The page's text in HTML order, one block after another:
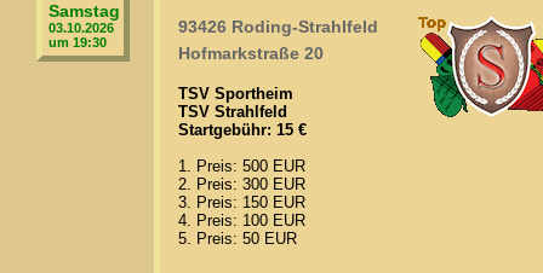
Samstag
03.10.2026
um 19:30
93426 Roding-Strahlfeld
Hofmarkstraße 20
TSV Sportheim
TSV Strahlfeld
Startgebühr: 15 €
1. Preis: 500 EUR
2. Preis: 300 EUR
3. Preis: 150 EUR
4. Preis: 100 EUR
5. Preis: 50 EUR